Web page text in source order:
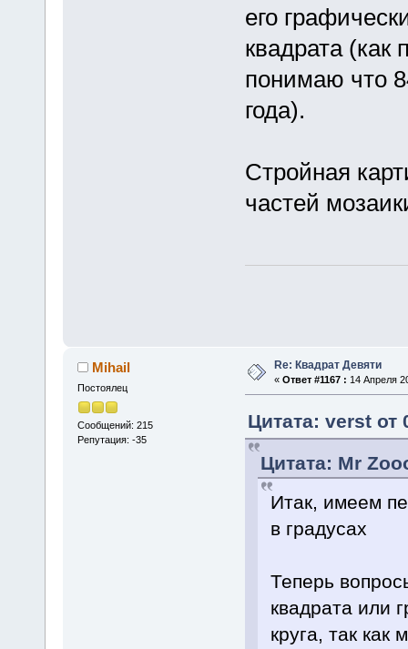
его
квадрата (как
понимаю что
года).
Стройная
частей
Mihail
Постоялец
Сообщений: 215
Репутация: -35
Re: Квадрат Девяти
« Ответ #1167 : 14 Апреля
Цитата: verst от
Цитата: Mr
Итак, имеем
в градусах
Теперь
квадрата или
круга, так